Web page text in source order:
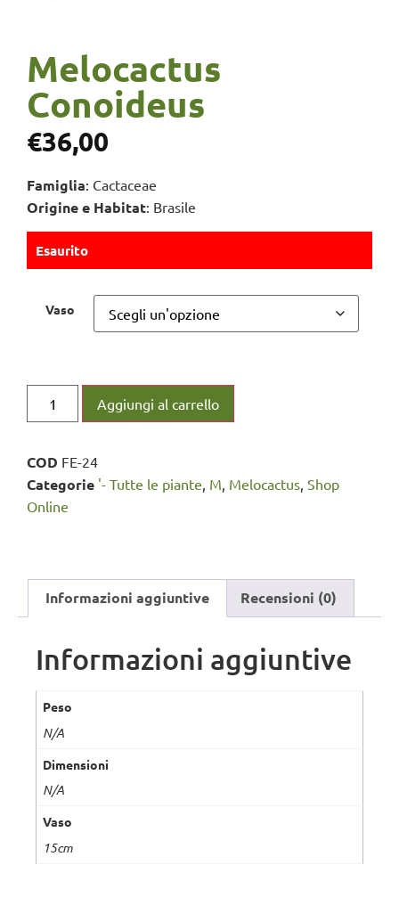
Melocactus
Conoideus
€36,00
Famiglia: Cactaceae
Origine e Habitat: Brasile
Esaurito
Vaso
Aggiungi al carrello
COD FE-24
Categorie '- Tutte le piante M Melocactus Shop
Online
Informazioni aggiuntive Recensioni (0)
Informazioni aggiuntive
Peso
N/A
Dimensioni
N/A
Vaso
15cm